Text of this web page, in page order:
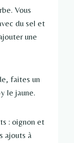
Vous
du sel et
une
faites un
le jaune.
: oignon et
ajouts à